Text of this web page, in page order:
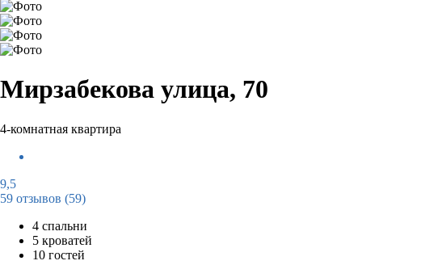
Мирзабекова улица, 70
4-комнатная квартира
9,5
59 отзывов (59)
4 спальни
5 кроватей
10 гостей